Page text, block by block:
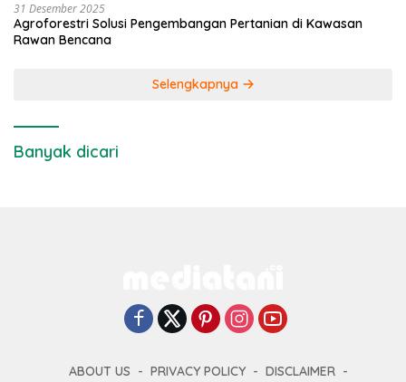
31 Desember 2025
Agroforestri Solusi Pengembangan Pertanian di Kawasan
Rawan Bencana
Selengkapnya
Banyak dicari
ABOUT US PRIVACY POLICY DISCLAIMER